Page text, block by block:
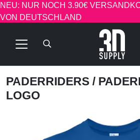
NEU: NUR NOCH 3.90€
VON DEUTSCHLAND
PADERRIDERS /
LOGO